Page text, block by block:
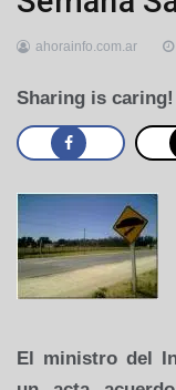
ahorainfo.com.ar
Sharing is caring!
El ministro del